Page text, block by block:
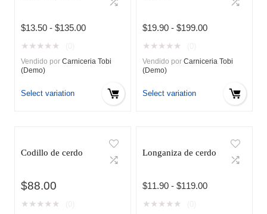
$13.50 - $135.00Rango
desde
$135.00
★ ★ ★ ★ ★
Vendido por Carniceria Tobi
(Demo)
Select variation
$19.90 - $199.00Rango
desde
$199.00
★ ★ ★ ★ ★
Vendido por Carniceria Tobi
(Demo)
Select variation
Codillo de cerdo
$88.00
★ ★ ★ ★ ★
Longaniza de cerdo
$11.90 - $119.00Rango
★ ★ ★ ★ ★